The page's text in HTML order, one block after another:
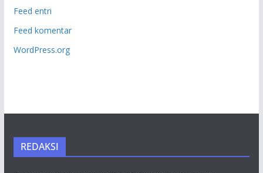
Feed entri
Feed komentar
WordPress.org
REDAKSI